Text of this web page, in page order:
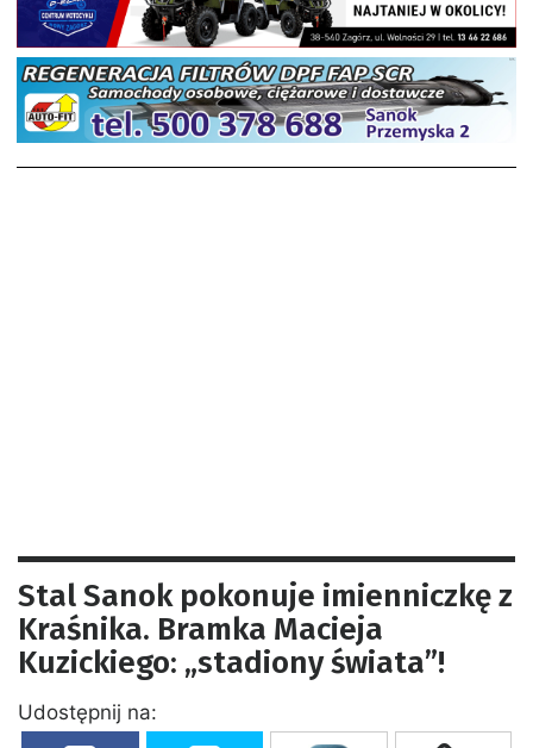
Stal Sanok pokonuje imienniczkę z
Kraśnika. Bramka Macieja
Kuzickiego: „stadiony świata”!
Udostępnij na: